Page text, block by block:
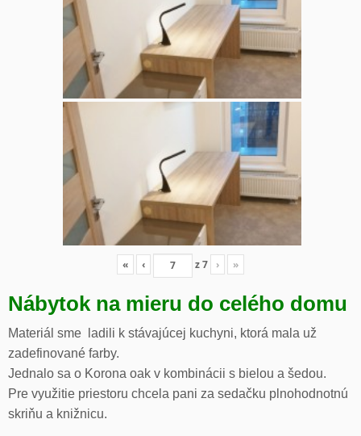
« ‹ z7 › »
Nábytok na mieru do celého domu
Materiál sme ladili k stávajúcej kuchyni, ktorá mala už
zadefinované farby.
Jednalo sa o Korona oak v kombinácii s bielou a šedou.
Pre využitie priestoru chcela pani za sedačku plnohodnotnú
skriňu a knižnicu.